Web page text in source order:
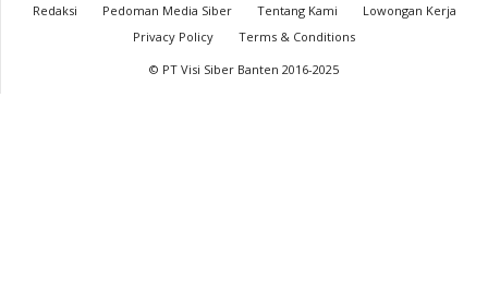
Redaksi Pedoman Media Siber Tentang Kami
Lowongan Kerja
Privacy Policy
Terms & Conditions
© PT Visi Siber Banten 2016-2025